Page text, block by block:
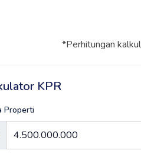
*Perhitungan
KPR
Properti